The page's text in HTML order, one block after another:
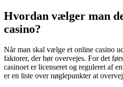
Hvordan vælger man
casino?
Når man skal vælge et online casino
faktorer, der bør overvejes. For det
casinoet er licenseret og reguleret af
er en liste over nøglepunkter at